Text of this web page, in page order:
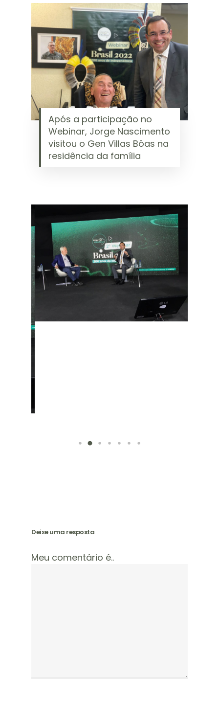
Após a participação no
Webinar, Jorge Nascimento
visitou o Gen Villas Bôas na
residência da família
Deixe uma resposta
Meu comentário é..